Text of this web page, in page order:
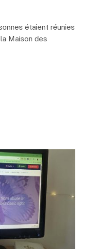
étaient réunies
Maison des